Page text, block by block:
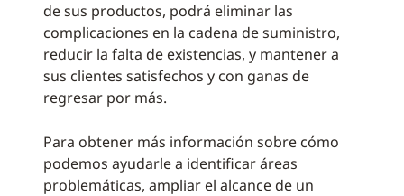
de sus productos, podrá eliminar las
complicaciones en la cadena de suministro,
reducir la falta de existencias, y mantener a
sus clientes satisfechos y con ganas de
regresar por más.
Para obtener más información sobre cómo
podemos ayudarle a identificar áreas
problemáticas, ampliar el alcance de un